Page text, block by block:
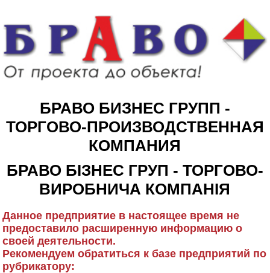
БРАВО БИЗНЕС ГРУПП -
ТОРГОВО-ПРОИЗВОДСТВЕННАЯ
КОМПАНИЯ
БРАВО БІЗНЕС ГРУП - ТОРГОВО-
ВИРОБНИЧА КОМПАНІЯ
Данное предприятие в настоящее время не
предоставило расширенную информацию о
своей деятельности.
Рекомендуем обратиться к базе предприятий по
рубрикатору: